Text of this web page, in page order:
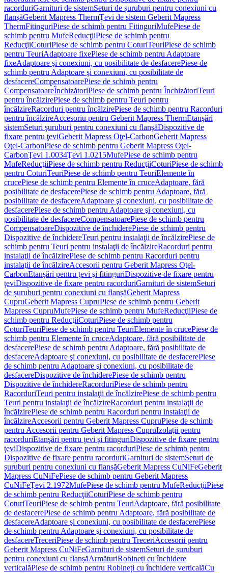
racorduriGarnituri de sistemSeturi de șuruburi pentru conexiuni cu
flanșăGeberit Mapress ThermŢevi de sistem Geberit Mapress
ThermFitinguriPiese de schimb pentru FitinguriMufePiese de
schimb pentru MufeReducţiiPiese de schimb pentru
ReducţiiCoturiPiese de schimb pentru CoturiTeuriPiese de schimb
pentru TeuriAdaptoare fixePiese de schimb pentru Adaptoare
fixeAdaptoare şi conexiuni, cu posibilitate de desfacerePiese de
schimb pentru Adaptoare şi conexiuni, cu posibilitate de
desfacereCompensatoarePiese de schimb pentru
CompensatoareÎnchizătoriPiese de schimb pentru ÎnchizătoriTeuri
pentru încălzirePiese de schimb pentru Teuri pentru
încălzireRacorduri pentru încălzirePiese de schimb pentru Racorduri
pentru încălzireAccesoriu pentru Geberit Mapress ThermEtanşări
sistemSeturi şuruburi pentru conexiuni cu flanşăDispozitive de
fixare pentru ţeviGeberit Mapress Oţel-CarbonGeberit Mapress
Oţel-CarbonPiese de schimb pentru Geberit Mapress Oţel-
CarbonŢevi 1.0034Ţevi 1.0215MufePiese de schimb pentru
MufeReducţiiPiese de schimb pentru ReducţiiCoturiPiese de schimb
pentru CoturiTeuriPiese de schimb pentru TeuriElemente în
crucePiese de schimb pentru Elemente în cruceAdaptoare, fără
posibilitate de desfacerePiese de schimb pentru Adaptoare, fără
posibilitate de desfacereAdaptoare şi conexiuni, cu posibilitate de
desfacerePiese de schimb pentru Adaptoare şi conexiuni, cu
posibilitate de desfacereCompensatoarePiese de schimb pentru
CompensatoareDispozitive de închiderePiese de schimb pentru
Dispozitive de închidereTeuri pentru instalaţii de încălzirePiese de
schimb pentru Teuri pentru instalaţii de încălzireRacorduri pentru
instalaţii de încălzirePiese de schimb pentru Racorduri pentru
instalaţii de încălzireAccesorii pentru Geberit Mapress Oţel-
CarbonEtanşări pentru ţevi şi fitinguriDispozitive de fixare pentru
ţeviDispozitive de fixare pentru racorduriGarnituri de sistemSeturi
de șuruburi pentru conexiuni cu flanșăGeberit Mapress
CupruGeberit Mapress CupruPiese de schimb pentru Geberit
Mapress CupruMufePiese de schimb pentru MufeReducţiiPiese de
schimb pentru ReducţiiCoturiPiese de schimb pentru
CoturiTeuriPiese de schimb pentru TeuriElemente în crucePiese de
schimb pentru Elemente în cruceAdaptoare, fără posibilitate de
desfacerePiese de schimb pentru Adaptoare, fără posibilitate de
desfacereAdaptoare şi conexiuni, cu posibilitate de desfacerePiese
de schimb pentru Adaptoare şi conexiuni, cu posibilitate de
desfacereDispozitive de închiderePiese de schimb pentru
Dispozitive de închidereRacorduriPiese de schimb pentru
RacorduriTeuri pentru instalaţii de încălzirePiese de schimb pentru
Teuri pentru instalaţii de încălzireRacorduri pentru instalaţii de
încălzirePiese de schimb pentru Racorduri pentru instalaţii de
încălzireAccesorii pentru Geberit Mapress CupruPiese de schimb
pentru Accesorii pentru Geberit Mapress CupruIzolaţii pentru
racorduriEtanşări pentru ţevi şi fitinguriDispozitive de fixare pentru
ţeviDispozitive de fixare pentru racorduriPiese de schimb pentru
Dispozitive de fixare pentru racorduriGarnituri de sistemSeturi de
șuruburi pentru conexiuni cu flanșăGeberit Mapress CuNiFeGeberit
Mapress CuNiFePiese de schimb pentru Geberit Mapress
CuNiFeŢevi 2.1972MufePiese de schimb pentru MufeReducţiiPiese
de schimb pentru ReducţiiCoturiPiese de schimb pentru
CoturiTeuriPiese de schimb pentru TeuriAdaptoare, fără posibilitate
de desfacerePiese de schimb pentru Adaptoare, fără posibilitate de
desfacereAdaptoare şi conexiuni, cu posibilitate de desfacerePiese
de schimb pentru Adaptoare şi conexiuni, cu posibilitate de
desfacereTreceriPiese de schimb pentru TreceriAccesorii pentru
Geberit Mapress CuNiFeGarnituri de sistemSeturi de șuruburi
pentru conexiuni cu flanșăArmăturiRobineți cu închidere
verticalăPiese de schimb pentru Robineți cu închidere verticalăCu